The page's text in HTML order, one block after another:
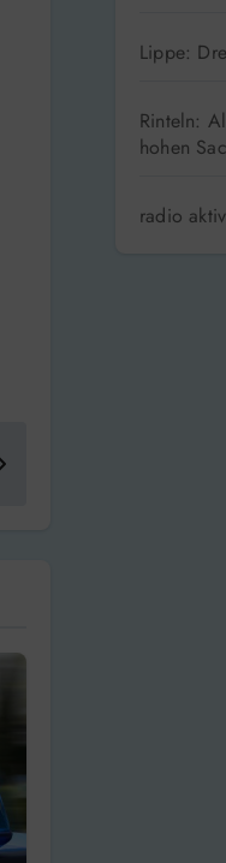
Lippe:
Rinteln:
hohen
radio